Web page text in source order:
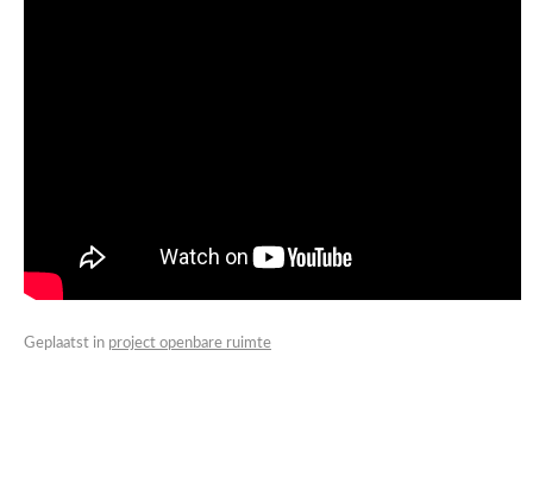
Geplaatst in project openbare ruimte